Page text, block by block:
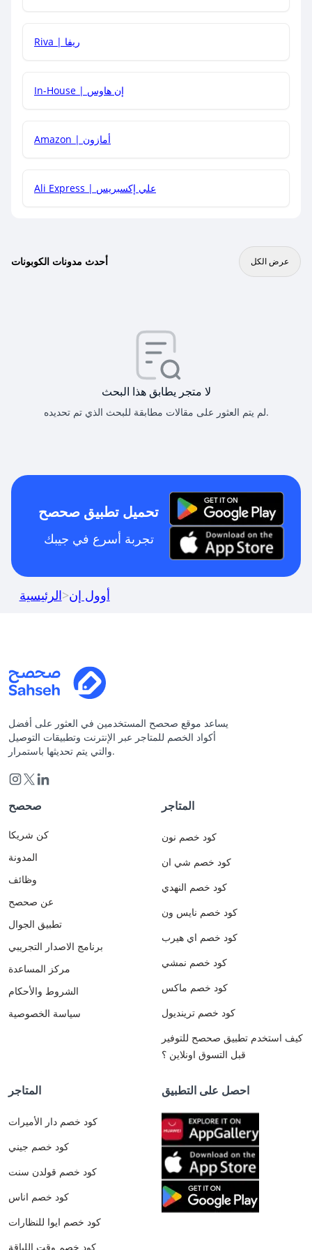
هل يمكنني جمع كود خصم مع العروض الأخرى؟
Riva | ريفا
In-House | إن هاوس
Amazon | أمازون
Ali Express | علي إكسبريس
أحدث مدونات الكوبونات عرض الكل
لا متجر يطابق هذا البحث
لم يتم العثور على مقالات مطابقة للبحث الذي تم تحديده.
تحميل تطبيق صحصح
تجربة أسرع في جيبك
الرئيسية>أوول إن
يساعد موقع صحصح المستخدمين في العثور على أفضل
أكواد الخصم للمتاجر عبر الإنترنت وتطبيقات التوصيل
والتي يتم تحديثها باستمرار.
صحصح
كن شريكا
المدونة
وظائف
عن صحصح
تطبيق الجوال
برنامج الاصدار التجريبي
مركز المساعدة
الشروط والأحكام
سياسة الخصوصية
المتاجر
كود خصم نون
كود خصم شي ان
كود خصم النهدي
كود خصم نايس ون
كود خصم اي هيرب
كود خصم نمشي
كود خصم ماكس
كود خصم ترينديول
كيف استخدم تطبيق صحصح للتوفير
قبل التسوق اونلاين ؟
المتاجر
كود خصم دار الأميرات
كود خصم جيني
كود خصم قولدن سنت
كود خصم اناس
كود خصم ايوا للنظارات
كود خصم وقت اللياقة
احصل على التطبيق